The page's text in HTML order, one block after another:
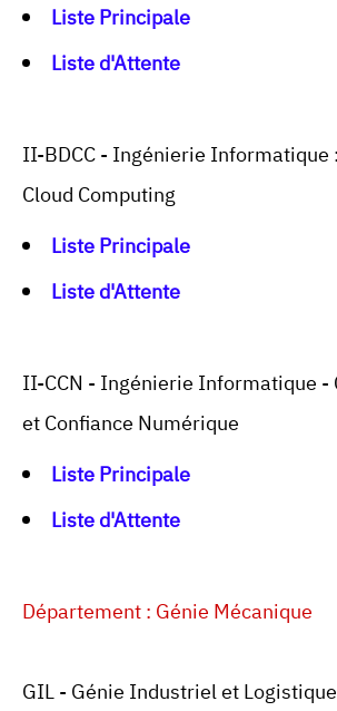
Liste Principale
Liste d'Attente
II-BDCC - Ingénierie Informatique
Cloud Computing
Liste Principale
Liste d'Attente
II-CCN - Ingénierie Informatique -
et Confiance Numérique
Liste Principale
Liste d'Attente
Département : Génie Mécanique
GIL - Génie Industriel et Logistique